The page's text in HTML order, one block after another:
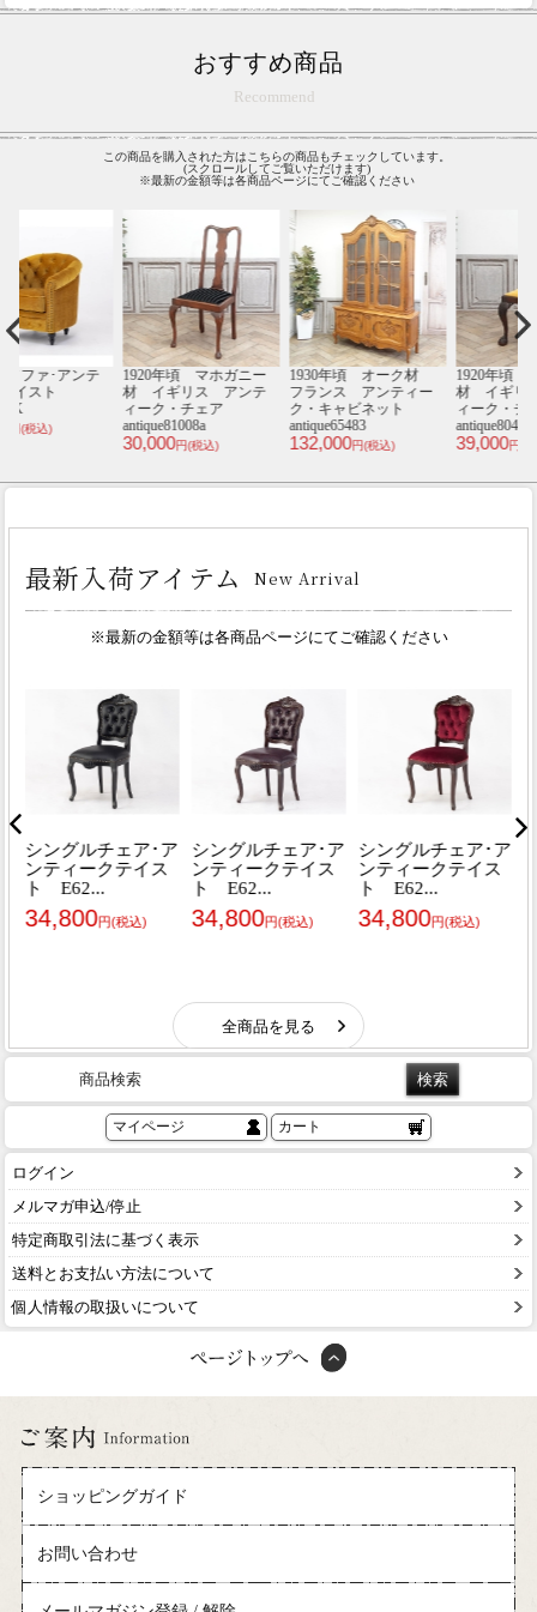
おすすめ商品
Recommend
この商品を購入された方はこちらの商品もチェックしています。
(スクロールしてご覧いただけます)
※最新の金額等は各商品ページにてご確認ください
1920年頃 マホガニー
材 イギリス アンテ
ィーク・チェア
antique81008a
1930年頃 オーク材
フランス アンティー
ク・キャビネット
antique65483
132,000 円(税込)
1920年頃 マホガニー
材 イギリス アンテ
ィーク・チェア
antique80498d
39,000
商品検索
マイページ カート
ログイン
メルマガ申込/停止
特定商取引法に基づく表示
送料とお支払い方法について
個人情報の取扱いについて
ショッピングガイド
お問い合わせ